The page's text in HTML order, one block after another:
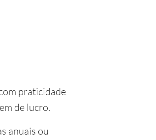
praticidade
de lucro.
anuais ou